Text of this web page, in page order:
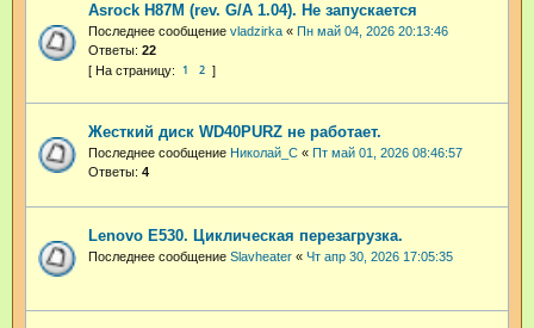
Asrock H87M (rev. G/A 1.04). Не запускается
Последнее сообщение vladzirka « Пн май 04, 2026 20:13:46
Ответы: 22
1 2
Жесткий диск WD40PURZ не работает.
Последнее сообщение Николай_С « Пт май 01, 2026 08:46:57
Ответы: 4
Lenovo E530. Циклическая перезагрузка.
Последнее сообщение Slavheater « Чт апр 30, 2026 17:05:35